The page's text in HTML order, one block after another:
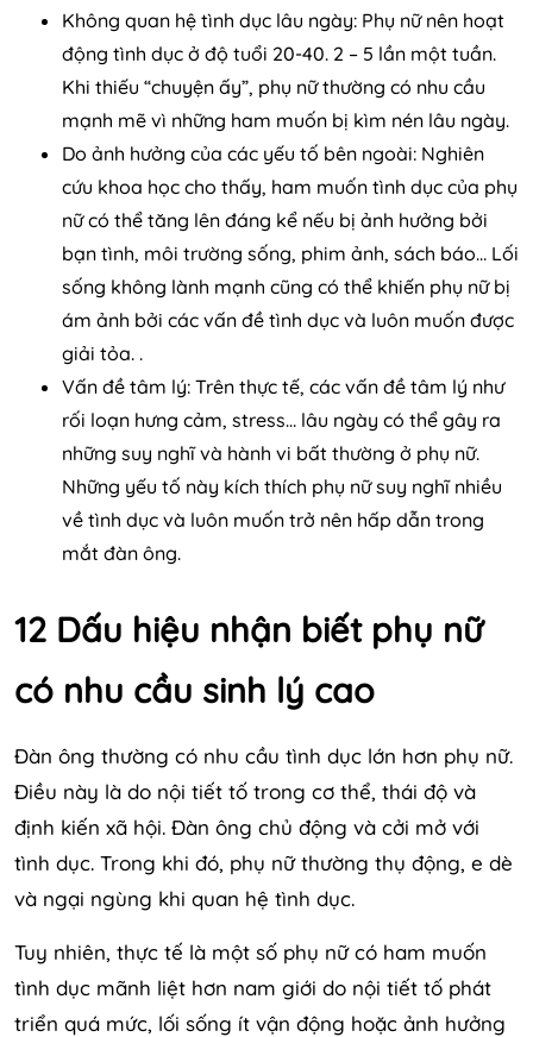
Không quan hệ tình dục lâu ngày: Phụ nữ nên hoạt
động tình dục ở độ tuổi 20-40. 2 – 5 lần một tuần.
Khi thiếu “chuyện ấy”, phụ nữ thường có nhu cầu
mạnh mẽ vì những ham muốn bị kìm nén lâu ngày.
Do ảnh hưởng của các yếu tố bên ngoài: Nghiên
cứu khoa học cho thấy, ham muốn tình dục của phụ
nữ có thể tăng lên đáng kể nếu bị ảnh hưởng bởi
bạn tình, môi trường sống, phim ảnh, sách báo… Lối
sống không lành mạnh cũng có thể khiến phụ nữ bị
ám ảnh bởi các vấn đề tình dục và luôn muốn được
giải tỏa. .
Vấn đề tâm lý: Trên thực tế, các vấn đề tâm lý như
rối loạn hưng cảm, stress… lâu ngày có thể gây ra
những suy nghĩ và hành vi bất thường ở phụ nữ.
Những yếu tố này kích thích phụ nữ suy nghĩ nhiều
về tình dục và luôn muốn trở nên hấp dẫn trong
mắt đàn ông.
12 Dấu hiệu nhận biết phụ nữ
có nhu cầu sinh lý cao
Đàn ông thường có nhu cầu tình dục lớn hơn phụ nữ.
Điều này là do nội tiết tố trong cơ thể, thái độ và
định kiến ​​xã hội. Đàn ông chủ động và cởi mở với
tình dục. Trong khi đó, phụ nữ thường thụ động, e dè
và ngại ngùng khi quan hệ tình dục.
Tuy nhiên, thực tế là một số phụ nữ có ham muốn
tình dục mãnh liệt hơn nam giới do nội tiết tố phát
triển quá mức, lối sống ít vận động hoặc ảnh hưởng